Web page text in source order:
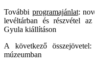
További programajánlat:
levéltárban és részvétel
Gyula kiállításon
A következő
múzeumban